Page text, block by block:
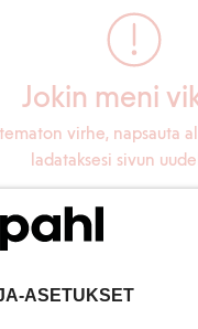
Jokin meni
virhe, napsauta
ladataksesi sivun
Lataa sivu